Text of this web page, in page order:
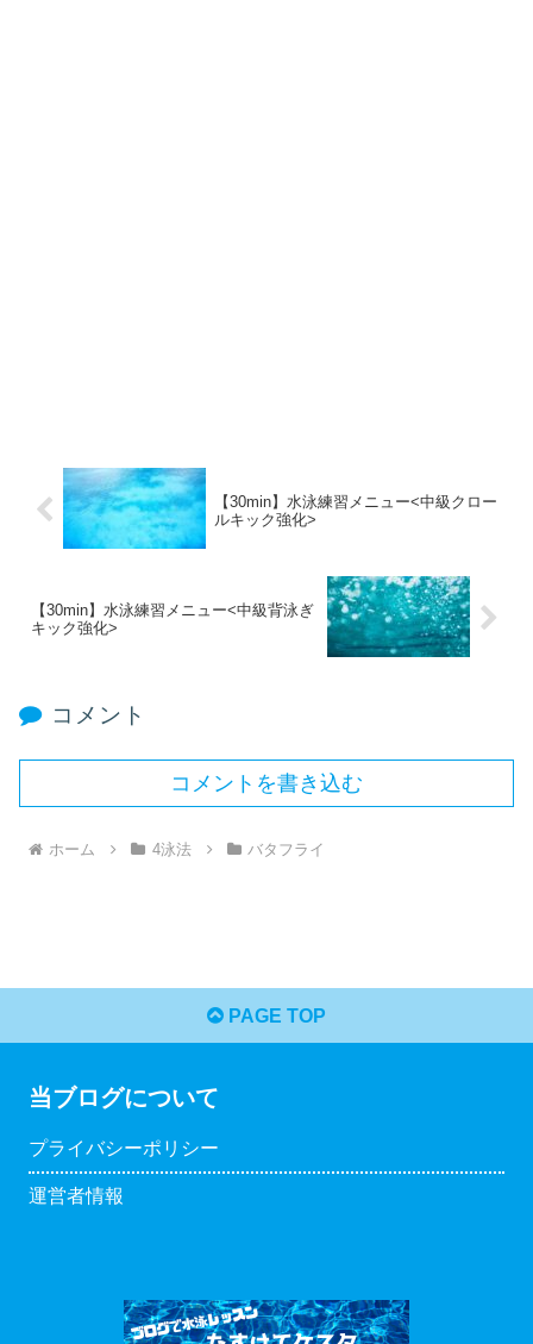
【30min】水泳練習メニュー<中級クロー
ルキック強化>
【30min】水泳練習メニュー<中級背泳ぎ
キック強化>
コメント
コメントを書き込む
ホーム 4泳法 バタフライ
PAGE TOP
当ブログについて
プライバシーポリシー
運営者情報